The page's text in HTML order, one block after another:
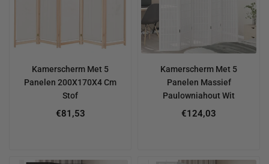
Kamerscherm Met 5
Panelen 200X170X4 Cm
Stof
€81,53
Kamerscherm Met 5
Panelen Massief
Paulowniahout Wit
€124,03